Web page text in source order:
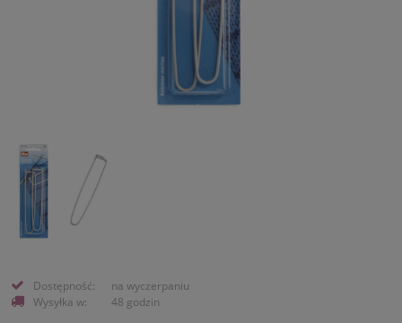
Dostępność:
na wyczerpaniu
Wysyłka w:
48 godzin